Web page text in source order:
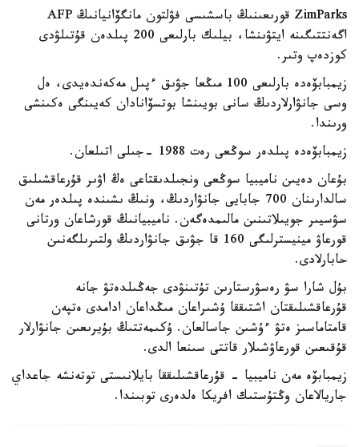
ZimParks قورىعىنىڭ باسشىسى فۋلتون مانگۆانيانىڭ AFP
اگەنتتىگىنە ايتۋىنشا، بيلىك بارلىعى 200 پىلدەن قۇتىلۋدى
كوزدەپ وتىر.
زيمبابۆەدە بارلىعى 100 مىڭعا جۋىق ءپىل مەكەندەيدى، ەل
وسى جانۋارلاردىڭ سانى بويىنشا بوتسۆانادان كەيىنگى ەكىنشى
ورىندا.
زيمبابۆەدە پىلدەر سوڭعى رەت 1988 -جىلى اتىلعان.
بۇعان دەيىن ناميبيا سوڭعى ونجىلدىقتاعى ەڭ اۋىر قۇرعاقشىلىق
سالدارىنان 700 جابايى جانۋاردىڭ، ونىڭ ىشىندە پىلدەر مەن
سۋسيىر جويىلاتىنىن مالىمدەگەن. ناميبيانىڭ قورشاعان ورتانى
قورعاۋ مينيسترلىگى 160 قا جۋىق جانۋاردىڭ ولتىرىلگەنىن
حابارلادى.
بۇل شارا سۋ رەسۋرستارىن تۇتىنۋدى جەڭىلدەتۋ جانە
قۇرعاقشىلىقتان اشتىققا ۇشىراعان مىڭداعان ادامدى ەتپەن
قامتاماسىز ەتۋ ءۇشىن جاسالعان. ۇكىمەتتىڭ بۇيرىعىن جانۋارلار
قۇقىعىن قورعاۋشىلار قاتتى سىنعا الدى.
زيمبابۆە مەن ناميبيا - قۇرعاقشىلىققا بايلانىستى توتەنشە جاعداي
جاريالاعان وڭتۇستىك افريكا ەلدەرى توبىندا.